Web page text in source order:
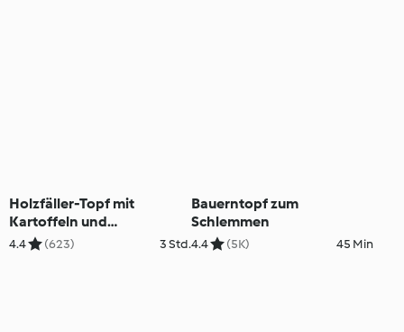
Holzfäller-Topf mit
Kartoffeln und
Champignons
4.4 (623) 3 Std.
Bauerntopf zum
Schlemmen
4.4 (5K) 45 Min